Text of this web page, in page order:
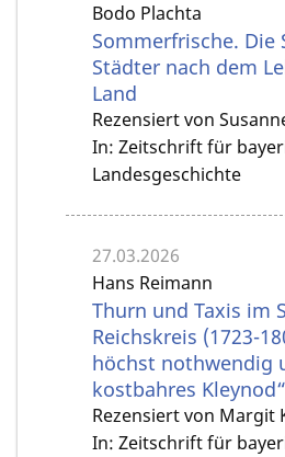
Bodo Plachta
Sommerfrische. Die
Städter nach dem
Land
Rezensiert von
In: Zeitschrift für
Landesgeschichte
27.03.2026
Hans Reimann
Thurn und Taxis im
Reichskreis (1723-
höchst nothwendig
kostbahres Kleynod“
Rezensiert von Margit
In: Zeitschrift für